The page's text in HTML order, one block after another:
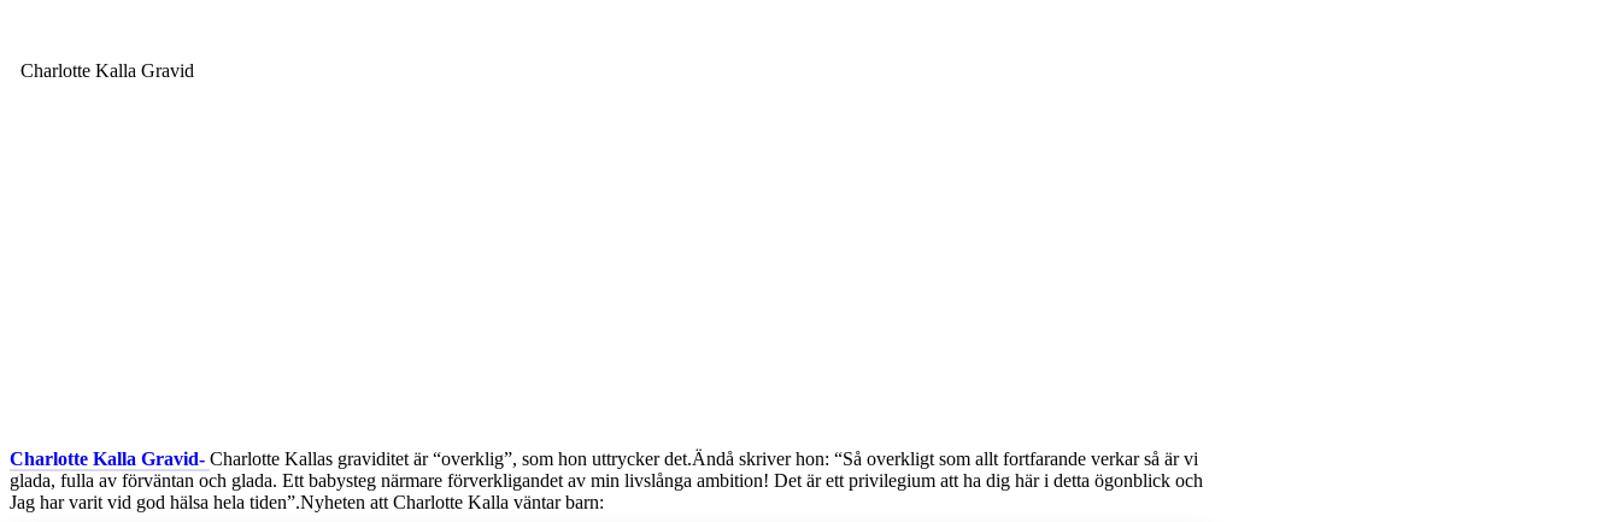
Charlotte Kalla Gravid
Charlotte Kalla Gravid- Charlotte Kallas graviditet är “overklig”, som hon uttrycker det.Ändå skriver hon: “Så overkligt som allt fortfarande verkar så är vi
glada, fulla av förväntan och glada. Ett babysteg närmare förverkligandet av min livslånga ambition! Det är ett privilegium att ha dig här i detta ögonblick och
Jag har varit vid god hälsa hela tiden”.Nyheten att Charlotte Kalla väntar barn: